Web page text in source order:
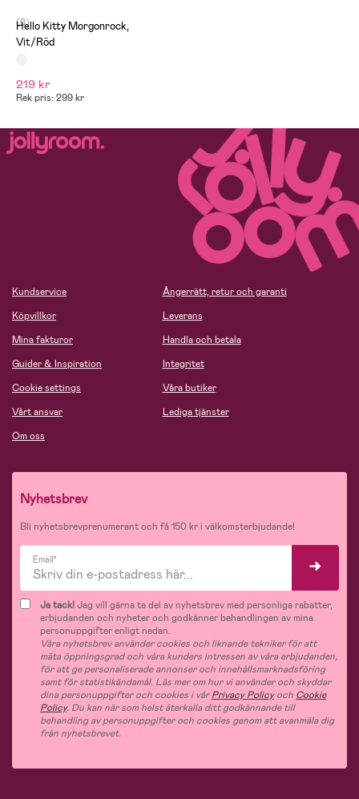
(0)
Hello Kitty Morgonrock,
Vit/Röd
219 kr
Rek pris: 299 kr
Kundservice
Köpvillkor
Mina fakturor
Guider & Inspiration
Cookie settings
Vårt ansvar
Om oss
Ångerrätt, retur och garanti
Leverans
Handla och betala
Integritet
Våra butiker
Lediga tjänster
Nyhetsbrev
Bli nyhetsbrevprenumerant och få 150 kr i välkomsterbjudande!
Email*
Ja tack!Jag vill gärna ta del av nyhetsbrev med personliga rabatter,
erbjudanden och nyheter och godkänner behandlingen av mina
personuppgifter enligt nedan.
Våra nyhetsbrev använder cookies och liknande tekniker för att
mäta öppningsgrad och våra kunders intressen av våra erbjudanden,
för att ge personaliserade annonser och innehållsmarknadsföring
samt för statistikändamål. Läs mer om hur vi använder och skyddar
dina personuppgifter och cookies i vårPrivacy Policyoch Cookie
Policy. Du kan när som helst återkalla ditt godkännande till
behandling av personuppgifter och cookies genom att avanmäla dig
från nyhetsbrevet.